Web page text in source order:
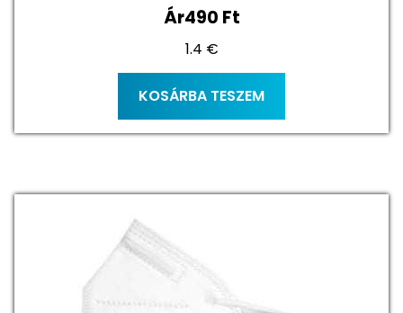
Ár490 Ft
1.4 €
KOSÁRBA TESZEM